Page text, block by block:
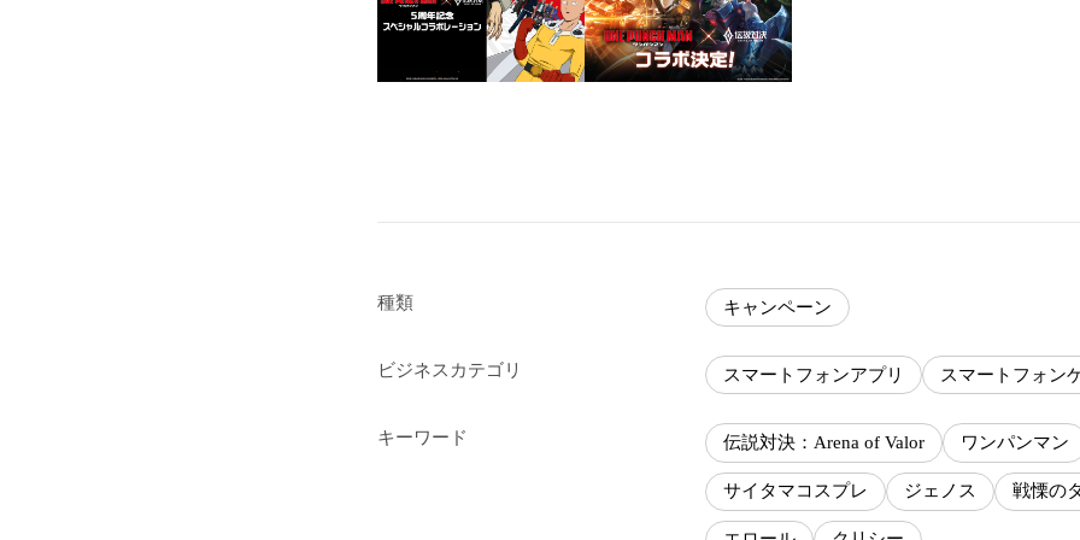
種類 キャンペーン
ビジネスカテゴリ スマートフォンアプリ スマートフォン
キーワード 伝説対決：Arena of Valor ワンパンマン
サイタマコスプレ ジェノス 戦慄の